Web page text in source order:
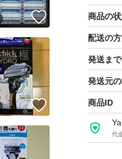
商品の
配送の
発送ま
発送元
商品ID
代